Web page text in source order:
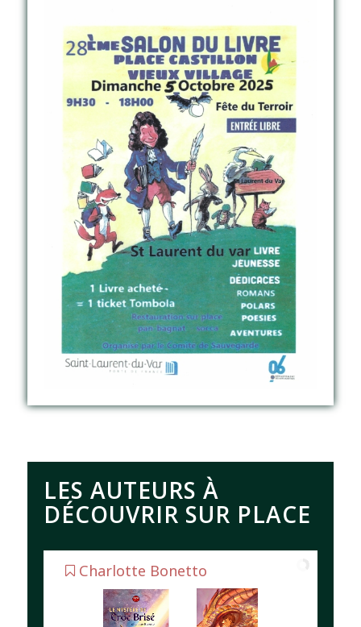
LES AUTEURS À
DÉCOUVRIR SUR PLACE
Charlotte Bonetto